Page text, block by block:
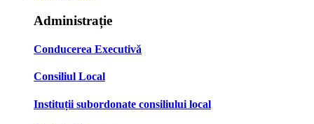
Administrație
Conducerea Executivă
Consiliul Local
Instituții subordonate consiliului local